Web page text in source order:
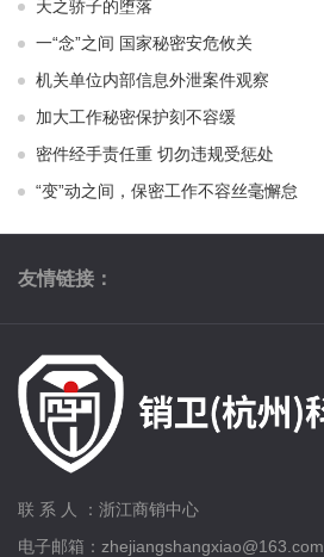
天之骄子的堕落
一“念”之间 国家秘密安危攸关
机关单位内部信息外泄案件观察
加大工作秘密保护刻不容缓
密件经手责任重 切勿违规受惩处
“变”动之间，保密工作不容丝毫懈怠
友情链接：
联 系 人 ：浙江商销中心
电子邮箱：zhejiangshangxiao@163.com